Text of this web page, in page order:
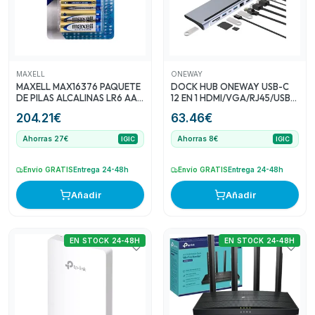
conectividad en el hogar o en la oficina. Finalmente, el
'Router TP-Link AX1500 WiFi 4xRJ45 Negro (Archer
AX12)' ofrece una buena relación calidad-precio para un
para los clientes.
MAXELL
MAXELL MAX16376 PAQUETE
DE PILAS ALCALINAS LR6 AA
204.21€
Ahorras 27€ IGIC
Envío GRATISEntrega 24-48h
Añadir
ONEWAY
DOCK HUB ONEWAY USB-C
12 EN 1 HDMI/VGA/RJ45/USB
63.46€
Ahorras 8€ IGIC
Envío GRATISEntrega 24-48h
Añadir
EN STOCK 24-48H EN STOCK 24-48H